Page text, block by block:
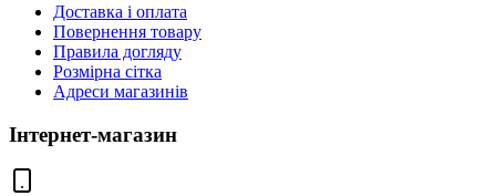
Доставка і оплата
Повернення товару
Правила догляду
Розмірна сітка
Адреси магазинів
Інтернет-магазин